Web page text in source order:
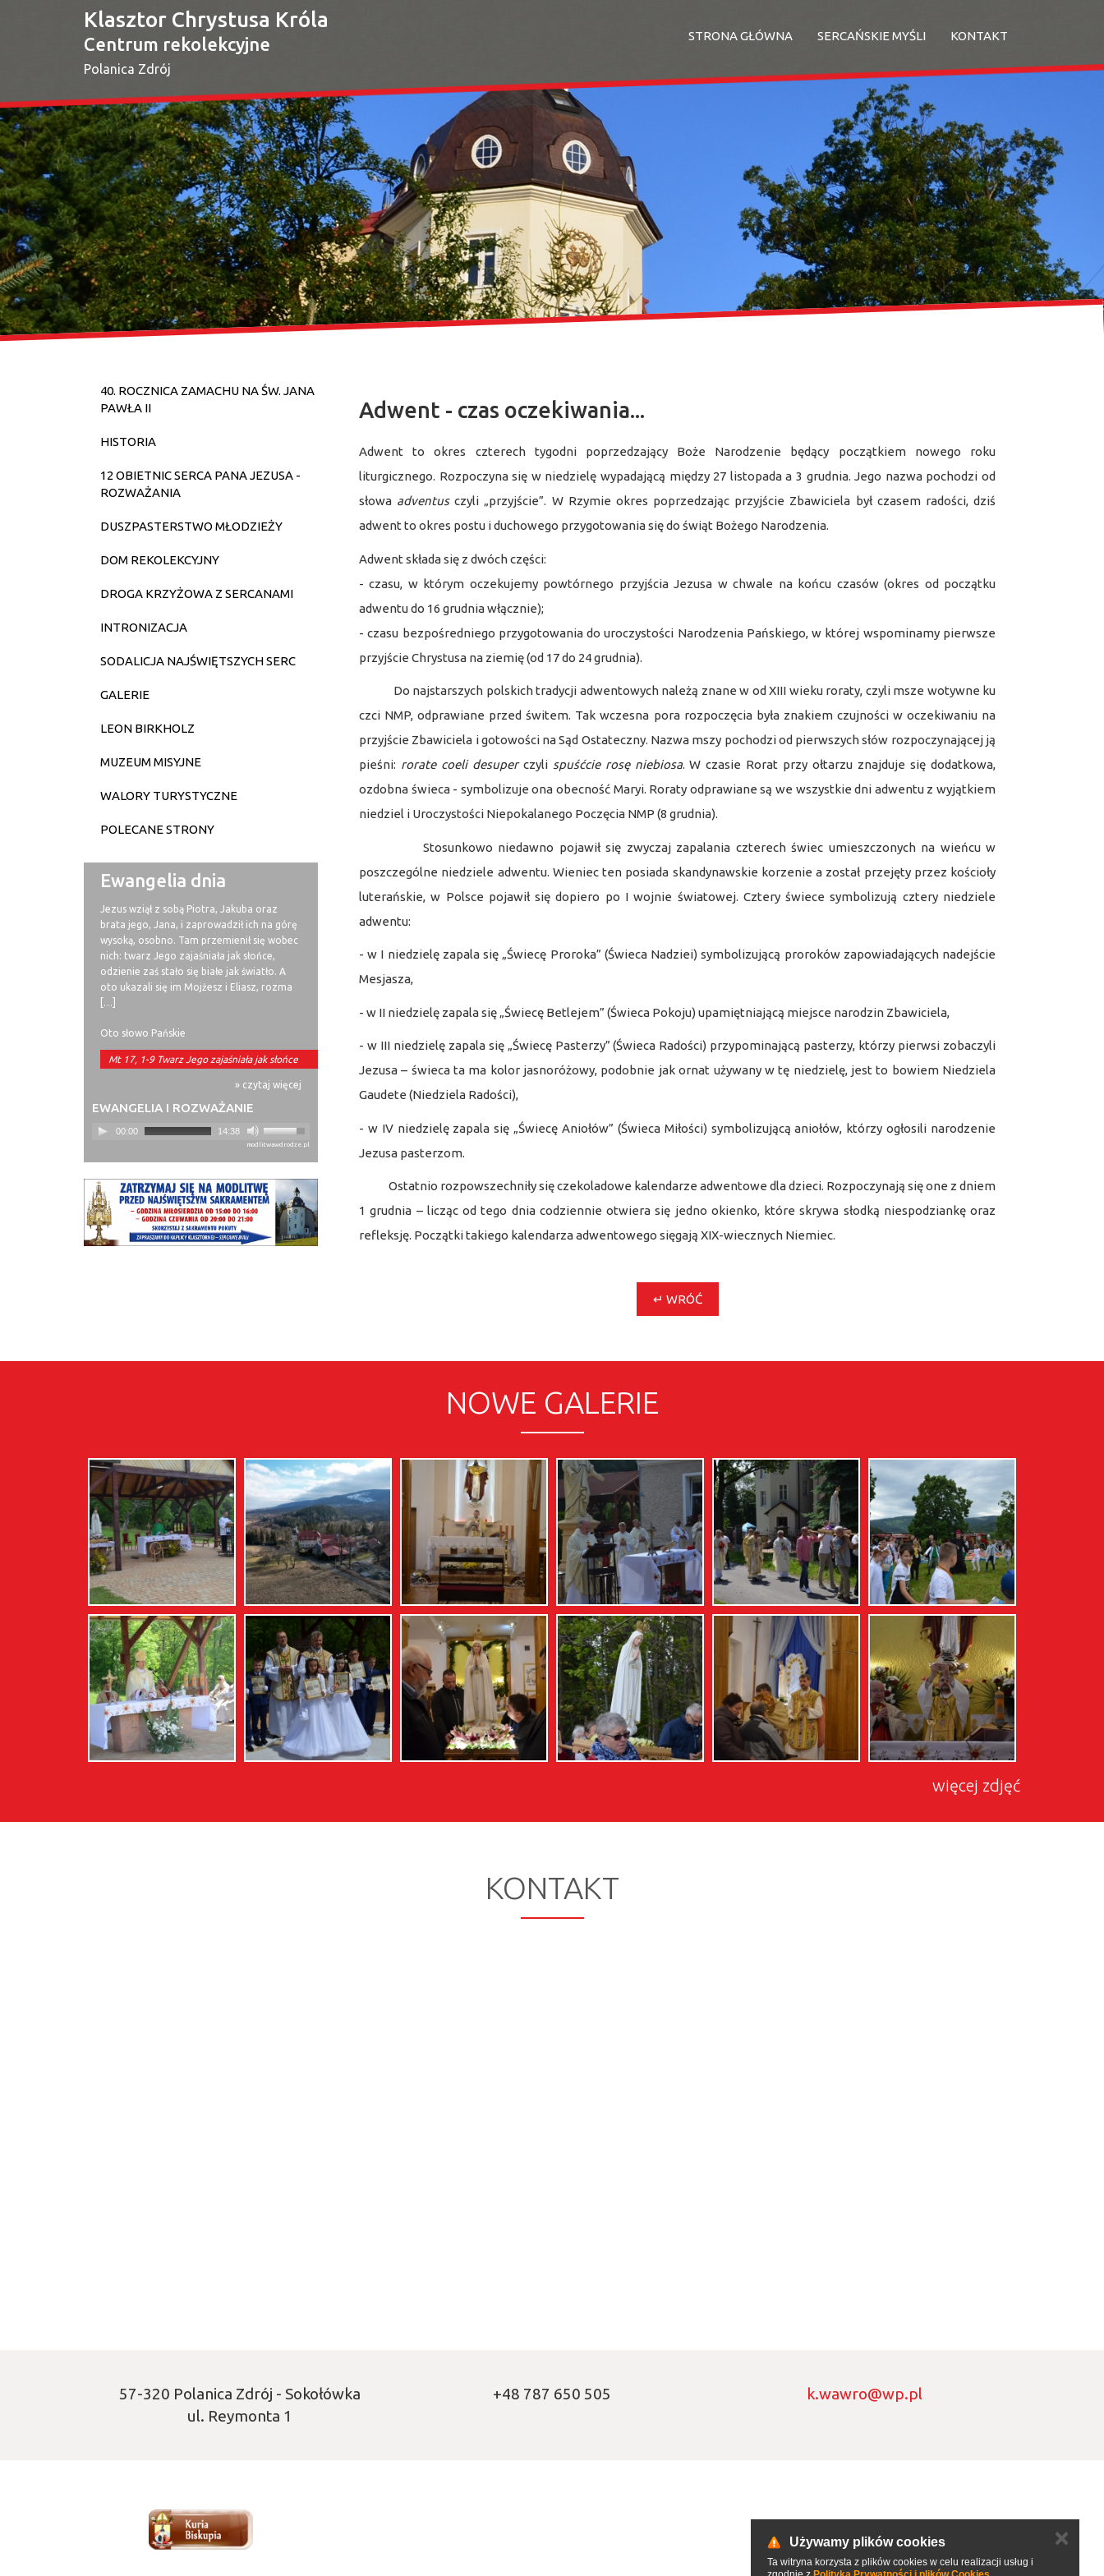
Klasztor Chrystusa Króla
Centrum rekolekcyjne
Polanica Zdrój
STRONA GŁÓWNA SERCAŃSKIE MYŚLI KONTAKT
40. ROCZNICA ZAMACHU NA ŚW. JANA
PAWŁA II
HISTORIA
12 OBIETNIC SERCA PANA JEZUSA -
ROZWAŻANIA
DUSZPASTERSTWO MŁODZIEŻY
DOM REKOLEKCYJNY
DROGA KRZYŻOWA Z SERCANAMI
INTRONIZACJA
SODALICJA NAJŚWIĘTSZYCH SERC
GALERIE
LEON BIRKHOLZ
MUZEUM MISYJNE
WALORY TURYSTYCZNE
POLECANE STRONY
Ewangelia dnia
Jezus wziął z sobą Piotra, Jakuba oraz
brata jego, Jana, i zaprowadził ich na górę
wysoką, osobno. Tam przemienił się wobec
nich: twarz Jego zajaśniała jak słońce,
odzienie zaś stało się białe jak światło. A
oto ukazali się im Mojżesz i Eliasz, rozma
[…]
Oto słowo Pańskie
Mt 17, 1-9 Twarz Jego zajaśniała jak słońce
» czytaj więcej
EWANGELIA I ROZWAŻANIE
00:00 14:38
modlitwawdrodze.pl
Adwent - czas oczekiwania...
Adwent to okres czterech tygodni poprzedzający Boże Narodzenie będący początkiem nowego roku
liturgicznego. Rozpoczyna się w niedzielę wypadającą między 27 listopada a 3 grudnia. Jego nazwa pochodzi od
słowa adventusczyli „przyjście”. W Rzymie okres poprzedzając przyjście Zbawiciela był czasem radości, dziś
adwent to okres postu i duchowego przygotowania się do świąt Bożego Narodzenia.
Adwent składa się z dwóch części:
- czasu, w którym oczekujemy powtórnego przyjścia Jezusa w chwale na końcu czasów (okres od początku
adwentu do 16 grudnia włącznie);
- czasu bezpośredniego przygotowania do uroczystości Narodzenia Pańskiego, w której wspominamy pierwsze
przyjście Chrystusa na ziemię (od 17 do 24 grudnia).
Do najstarszych polskich tradycji adwentowych należą znane w od XIII wieku roraty, czyli msze wotywne ku
czci NMP, odprawiane przed świtem. Tak wczesna pora rozpoczęcia była znakiem czujności w oczekiwaniu na
przyjście Zbawiciela i gotowości na Sąd Ostateczny. Nazwa mszy pochodzi od pierwszych słów rozpoczynającej ją
pieśni: rorate coeli desuperczyli spuśćcie rosę niebiosa. W czasie Rorat przy ołtarzu znajduje się dodatkowa,
ozdobna świeca - symbolizuje ona obecność Maryi. Roraty odprawiane są we wszystkie dni adwentu z wyjątkiem
niedziel i Uroczystości Niepokalanego Poczęcia NMP (8 grudnia).
Stosunkowo niedawno pojawił się zwyczaj zapalania czterech świec umieszczonych na wieńcu w
poszczególne niedziele adwentu. Wieniec ten posiada skandynawskie korzenie a został przejęty przez kościoły
luterańskie, w Polsce pojawił się dopiero po I wojnie światowej. Cztery świece symbolizują cztery niedziele
adwentu:
- w I niedzielę zapala się „Świecę Proroka” (Świeca Nadziei) symbolizującą proroków zapowiadających nadejście
Mesjasza,
- w II niedzielę zapala się „Świecę Betlejem” (Świeca Pokoju) upamiętniającą miejsce narodzin Zbawiciela,
- w III niedzielę zapala się „Świecę Pasterzy” (Świeca Radości) przypominającą pasterzy, którzy pierwsi zobaczyli
Jezusa – świeca ta ma kolor jasnoróżowy, podobnie jak ornat używany w tę niedzielę, jest to bowiem Niedziela
Gaudete (Niedziela Radości),
- w IV niedzielę zapala się „Świecę Aniołów” (Świeca Miłości) symbolizującą aniołów, którzy ogłosili narodzenie
Jezusa pasterzom.
Ostatnio rozpowszechniły się czekoladowe kalendarze adwentowe dla dzieci. Rozpoczynają się one z dniem
1 grudnia – licząc od tego dnia codziennie otwiera się jedno okienko, które skrywa słodką niespodziankę oraz
refleksję. Początki takiego kalendarza adwentowego sięgają XIX-wiecznych Niemiec.
↵ WRÓĆ
NOWE GALERIE
więcej zdjęć
KONTAKT
57-320 Polanica Zdrój - Sokołówka
ul. Reymonta 1
+48 787 650 505 k.wawro@wp.pl
Używamy plików cookies
Ta witryna korzysta z plików cookies w celu realizacji usług i
✕